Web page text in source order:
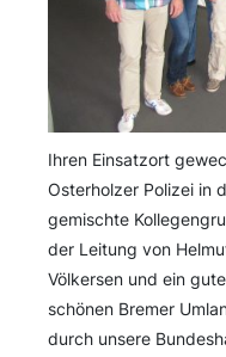
Ihren Einsatzort
Osterholzer Polizei in
gemischte
der Leitung von
Völkersen und ein
schönen Bremer
durch unsere